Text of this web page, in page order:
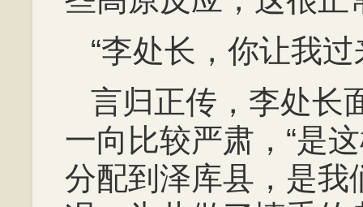
“李处长，你让我
言归正传，李处长
一向比较严肃，“是
分配到泽库县，是我